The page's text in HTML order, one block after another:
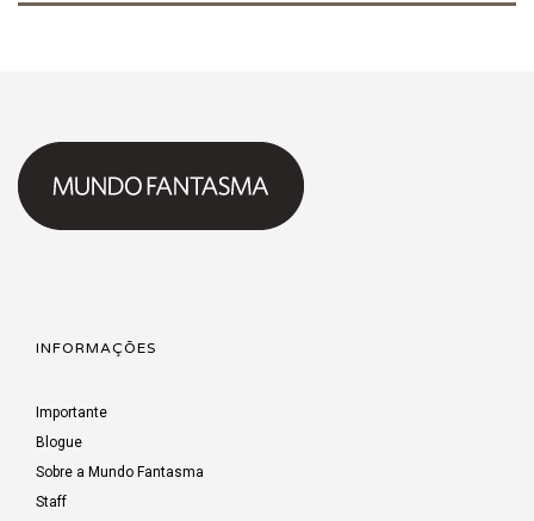
INFORMAÇÕES
Importante
Blogue
Sobre a Mundo Fantasma
Staff